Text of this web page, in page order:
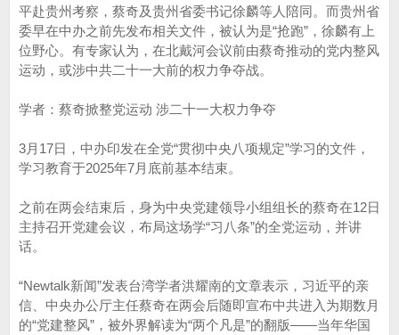
平赴贵州考察，蔡奇及贵州省委书记徐麟等人陪同。而贵州省
委早在中办之前先发布相关文件，被认为是“抢跑”，徐麟有上
位野心。有专家认为，在北戴河会议前由蔡奇推动的党内整风
运动，或涉中共二十一大前的权力争夺战。
学者：蔡奇掀整党运动 涉二十一大权力争夺
3月17日，中办印发在全党“贯彻中央八项规定”学习的文件，
学习教育于2025年7月底前基本结束。
之前在两会结束后，身为中央党建领导小组组长的蔡奇在12日
主持召开党建会议，布局这场学“习八条”的全党运动，并讲
话。
“Newtalk新闻”发表台湾学者洪耀南的文章表示，习近平的亲
信、中央办公厅主任蔡奇在两会后随即宣布中共进入为期数月
的“党建整风”，被外界解读为“两个凡是”的翻版——当年华国